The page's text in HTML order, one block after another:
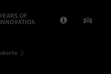
Anbieter/